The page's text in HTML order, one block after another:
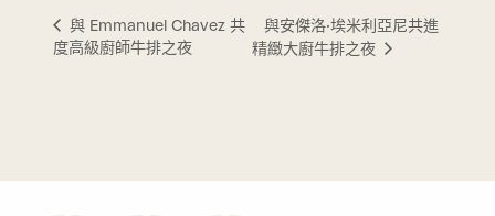
與 Emmanuel Chavez 共
度高級廚師牛排之夜
與安傑洛·埃米利亞尼共進
精緻大廚牛排之夜